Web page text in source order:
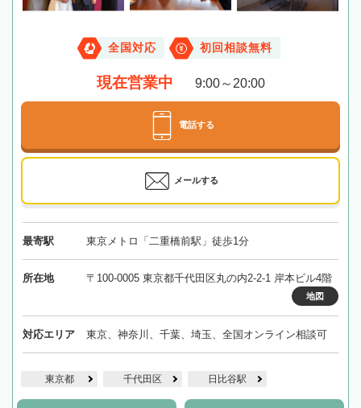
全国対応 初回相談無料
現在営業中 9:00～20:00
電話する
メールする
最寄駅 東京メトロ「二重橋前駅」徒歩1分
所在地 〒100-0005 東京都千代田区丸の内2-2-1 岸本ビル4階
地図
対応エリア 東京、神奈川、千葉、埼玉、全国オンライン相談可
東京都 千代田区 日比谷駅